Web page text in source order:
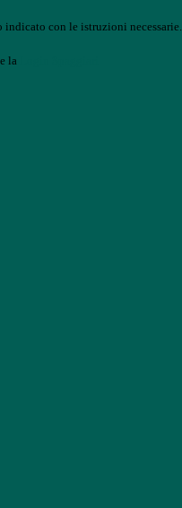
con le istruzioni necessarie.
la